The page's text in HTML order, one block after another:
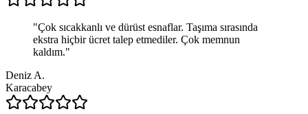
"Çok sıcakkanlı ve dürüst esnaflar. Taşıma sırasında
ekstra hiçbir ücret talep etmediler. Çok memnun
kaldım."
Deniz A.
Karacabey